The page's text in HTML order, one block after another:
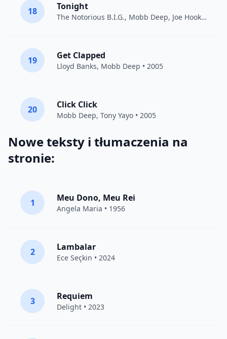
18 Tonight
The Notorious B.I.G., Mobb Deep, Joe Hooker • 2005
19 Get Clapped
Lloyd Banks, Mobb Deep • 2005
20 Click Click
Mobb Deep, Tony Yayo • 2005
Nowe teksty i tłumaczenia na
stronie:
1 Meu Dono, Meu Rei
Angela Maria • 1956
2 Lambalar
Ece Seçkin • 2024
3 Requiem
Delight • 2023